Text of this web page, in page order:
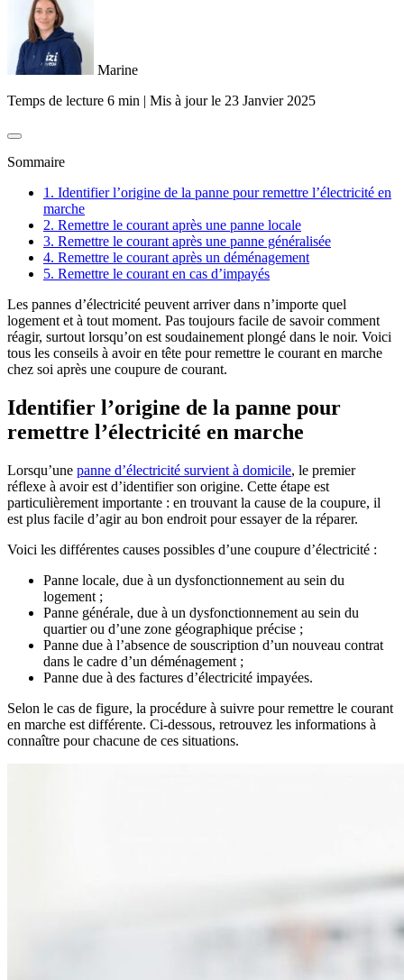
Marine
Temps de lecture 6 min | Mis à jour le 23 Janvier 2025
Sommaire
1. Identifier l’origine de la panne pour remettre l’électricité en
marche
2. Remettre le courant après une panne locale
3. Remettre le courant après une panne généralisée
4. Remettre le courant après un déménagement
5. Remettre le courant en cas d’impayés
Les pannes d’électricité peuvent arriver dans n’importe quel
logement et à tout moment. Pas toujours facile de savoir comment
réagir, surtout lorsqu’on est soudainement plongé dans le noir. Voici
tous les conseils à avoir en tête pour remettre le courant en marche
chez soi après une coupure de courant.
Identifier l’origine de la panne pour
remettre l’électricité en marche
Lorsqu’une panne d’électricité survient à domicile, le premier
réflexe à avoir est d’identifier son origine. Cette étape est
particulièrement importante : en trouvant la cause de la coupure, il
est plus facile d’agir au bon endroit pour essayer de la réparer.
Voici les différentes causes possibles d’une coupure d’électricité :
Panne locale, due à un dysfonctionnement au sein du
logement ;
Panne générale, due à un dysfonctionnement au sein du
quartier ou d’une zone géographique précise ;
Panne due à l’absence de souscription d’un nouveau contrat
dans le cadre d’un déménagement ;
Panne due à des factures d’électricité impayées.
Selon le cas de figure, la procédure à suivre pour remettre le courant
en marche est différente. Ci-dessous, retrouvez les informations à
connaître pour chacune de ces situations.